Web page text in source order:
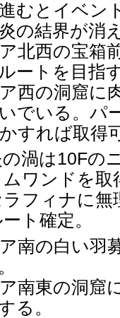
むとイベン
の結界が消
北西の宝箱
ートを目指
西の洞窟に
でいる。パ
すれば取得
の渦は10Fの
ムワンドを
ラフィナに無
ト確定。
南の白い羽
南東の洞窟
る。